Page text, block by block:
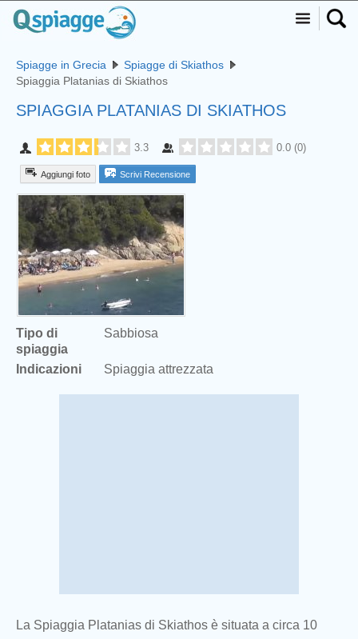
Spiagge in Grecia
Spiagge di Skiathos
Spiaggia Platanias di Skiathos
SPIAGGIA PLATANIAS DI SKIATHOS
3.3 0.0 (0)
Aggiungi foto Scrivi Recensione
Tipo di
spiaggia
Sabbiosa
Indicazioni Spiaggia attrezzata
La Spiaggia Platanias di Skiathos è situata a circa 10